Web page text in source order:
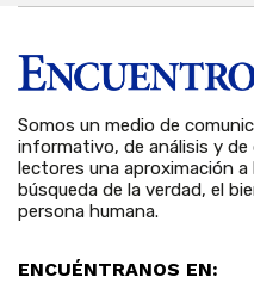
Somos un medio de
informativo, de análisis y
lectores una aproximación
búsqueda de la verdad, el
persona humana.
ENCUÉNTRANOS EN: